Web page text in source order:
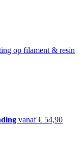
op filament & resin
vanaf € 54,90